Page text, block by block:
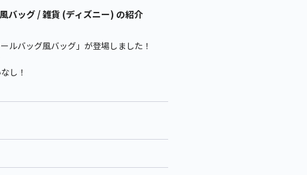
バッグ / 雑貨 (ディズニー) の紹介
ルバッグ風バッグ」が登場しました！
し！